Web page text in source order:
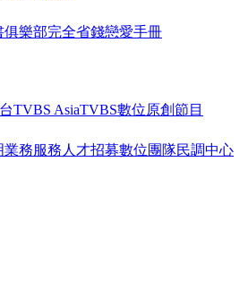
俱樂部完全省錢戀愛手冊
TVBS AsiaTVBS數位原創節目
業務服務 人才招募數位團隊民調中心